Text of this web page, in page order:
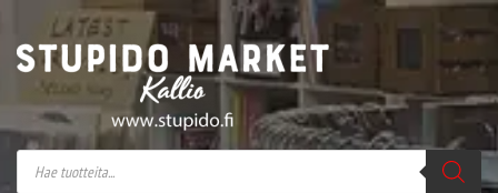
Stupido Market – verkossa ja kivijalassa
Stupido Market on vaihtoehtomusaan
erikoistunut verkko- sekä